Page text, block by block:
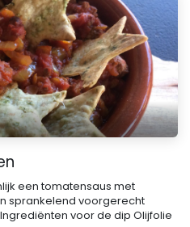
een tomatensaus met
sprankelend voorgerecht
voor de dip Olijfolie